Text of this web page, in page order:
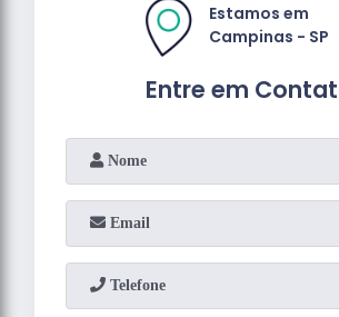
Entre em
Estamos em
Campinas - SP